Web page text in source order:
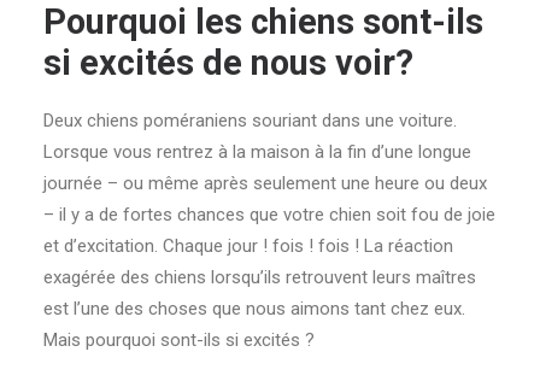
Pourquoi les chiens sont-ils
si excités de nous voir?
Deux chiens poméraniens souriant dans une voiture.
Lorsque vous rentrez à la maison à la fin d’une longue
journée – ou même après seulement une heure ou deux
– il y a de fortes chances que votre chien soit fou de joie
et d’excitation. Chaque jour ! fois ! fois ! La réaction
exagérée des chiens lorsqu’ils retrouvent leurs maîtres
est l’une des choses que nous aimons tant chez eux.
Mais pourquoi sont-ils si excités ?